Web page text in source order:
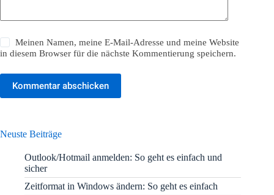
Meinen Namen, meine E-Mail-Adresse und meine Website
in diesem Browser für die nächste Kommentierung speichern.
Kommentar abschicken
Neuste Beiträge
Outlook/Hotmail anmelden: So geht es einfach und
sicher
Zeitformat in Windows ändern: So geht es einfach